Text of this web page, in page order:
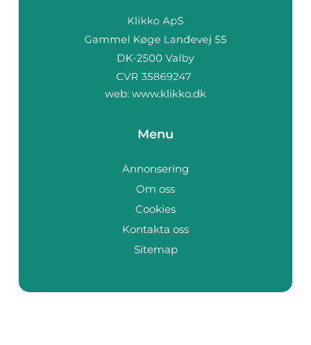
web: www.klikko.dk
Menu
Annonsering
Om oss
Cookies
Kontakta oss
Sitemap